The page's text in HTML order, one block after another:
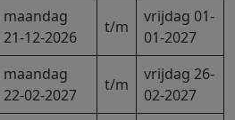
maandag
21-12-2026
t/m
vrijdag 01-
01-2027
maandag
22-02-2027
t/m
vrijdag 26-
02-2027